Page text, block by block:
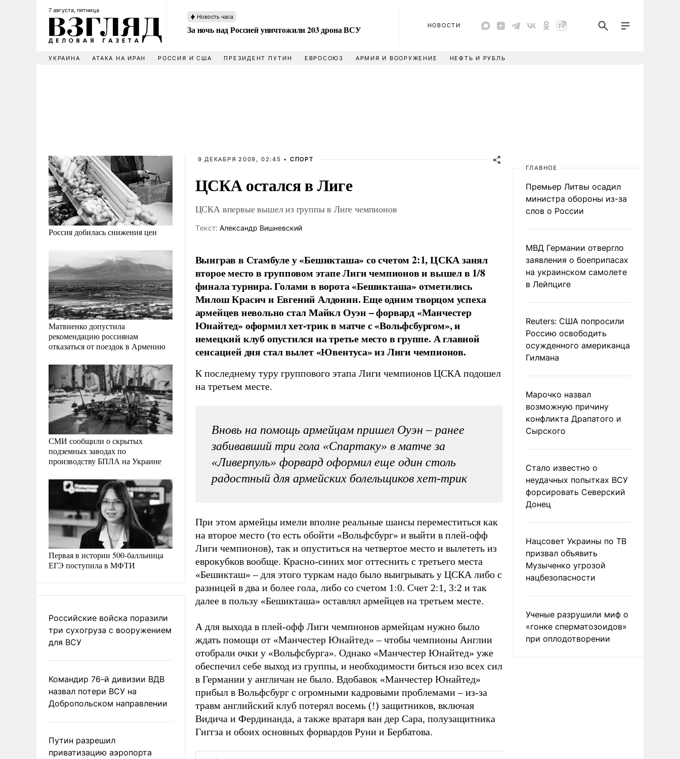
7 августа, пятница
Новость часа
За ночь над Россией уничтожили 203 дрона ВСУ НОВОСТИ
УКРАИНА АТАКА НА ИРАН РОССИЯ И США ПРЕЗИДЕНТ ПУТИН ЕВРОСОЮЗ АРМИЯ И ВООРУЖЕНИЕ НЕФТЬ И РУБЛЬ
Россия добилась снижения цен
Матвиенко допустила
рекомендацию россиянам
отказаться от поездок в Армению
СМИ сообщили о скрытых
подземных заводах по
производству БПЛА на Украине
Первая в истории 500-балльница
ЕГЭ поступила в МФТИ
Российские войска поразили
три сухогруза с вооружением
для ВСУ
Командир 76-й дивизии ВДВ
назвал потери ВСУ на
Добропольском направлении
Путин разрешил
приватизацию аэропорта
9 ДЕКАБРЯ 2009, 02:45 • СПОРТ
ЦСКА остался в Лиге
ЦСКА впервые вышел из группы в Лиге чемпионов
Tекст: Александр Вишневский
Выиграв в Стамбуле у «Бешикташа» со счетом 2:1, ЦСКА занял
второе место в групповом этапе Лиги чемпионов и вышел в 1/8
финала турнира. Голами в ворота «Бешикташа» отметились
Милош Красич и Евгений Алдонин. Еще одним творцом успеха
армейцев невольно стал Майкл Оуэн – форвард «Манчестер
Юнайтед» оформил хет-трик в матче с «Вольфсбургом», и
немецкий клуб опустился на третье место в группе. А главной
сенсацией дня стал вылет «Ювентуса» из Лиги чемпионов.
К последнему туру группового этапа Лиги чемпионов ЦСКА подошел
на третьем месте.
Вновь на помощь армейцам пришел Оуэн – ранее
забивавший три гола «Спартаку» в матче за
«Ливерпуль» форвард оформил еще один столь
радостный для армейских болельщиков хет-трик
При этом армейцы имели вполне реальные шансы переместиться как
на второе место (то есть обойти «Вольфсбург» и выйти в плей-офф
Лиги чемпионов), так и опуститься на четвертое место и вылететь из
еврокубков вообще. Красно-синих мог оттеснить с третьего места
«Бешикташ» – для этого туркам надо было выигрывать у ЦСКА либо с
разницей в два и более гола, либо со счетом 1:0. Счет 2:1, 3:2 и так
далее в пользу «Бешикташа» оставлял армейцев на третьем месте.
А для выхода в плей-офф Лиги чемпионов армейцам нужно было
ждать помощи от «Манчестер Юнайтед» – чтобы чемпионы Англии
отобрали очки у «Вольфсбурга». Однако «Манчестер Юнайтед» уже
обеспечил себе выход из группы, и необходимости биться изо всех сил
в Германии у англичан не было. Вдобавок «Манчестер Юнайтед»
прибыл в Вольфсбург с огромными кадровыми проблемами – из-за
травм английский клуб потерял восемь (!) защитников, включая
Видича и Фердинанда, а также вратаря ван дер Сара, полузащитника
Гиггза и обоих основных форвардов Руни и Бербатова.
ГЛАВНОЕ
Премьер Литвы осадил
министра обороны из-за
слов о России
МВД Германии отвергло
заявления о боеприпасах
на украинском самолете
в Лейпциге
Reuters: США попросили
Россию освободить
осужденного американца
Гилмана
Марочко назвал
возможную причину
конфликта Драпатого и
Сырского
Стало известно о
неудачных попытках ВСУ
форсировать Северский
Донец
Нацсовет Украины по ТВ
призвал объявить
Музыченко угрозой
нацбезопасности
Ученые разрушили миф о
«гонке сперматозоидов»
при оплодотворении